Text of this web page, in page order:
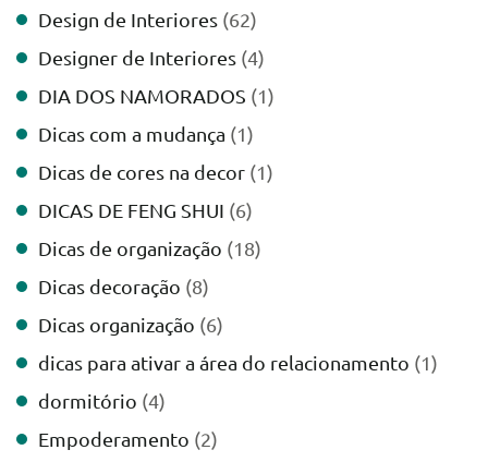
Design de Interiores (62)
Designer de Interiores (4)
DIA DOS NAMORADOS (1)
Dicas com a mudança (1)
Dicas de cores na decor (1)
DICAS DE FENG SHUI (6)
Dicas de organização (18)
Dicas decoração (8)
Dicas organização (6)
dicas para ativar a área do relacionamento (1)
dormitório (4)
Empoderamento (2)